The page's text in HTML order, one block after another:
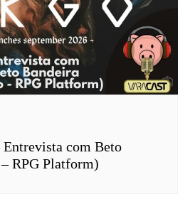
Entrevista com Beto
RPG Platform)